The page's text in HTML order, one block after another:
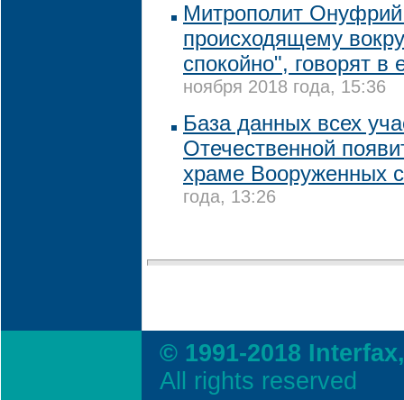
Митрополит Онуфрий
происходящему
спокойно", говорят в
ноября 2018 года, 15:36
База данных всех
Отечественной
храме Вооруженных
года, 13:26
© 1991-2018
All rights reserved